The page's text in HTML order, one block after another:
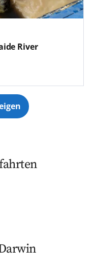
River